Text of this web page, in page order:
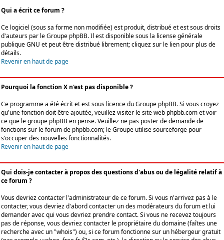
Qui a écrit ce forum ?
Ce logiciel (sous sa forme non modifiée) est produit, distribué et est sous droits
d'auteurs par leGroupe phpBB. Il est disponible sous la license générale
publique GNU et peut être distribué librement; cliquez sur le lien pour plus de
détails.
Revenir en haut de page
Pourquoi la fonction X n'est pas disponible ?
Ce programme a été écrit et est sous licence du Groupe phpBB. Si vous croyez
qu'une fonction doit être ajoutée, veuillez visiter le site web phpbb.com et voir
ce que le groupe phpBB en pense. Veuillez ne pas poster de demande de
fonctions sur le forum de phpbb.com; le Groupe utilise sourceforge pour
s'occuper des nouvelles fonctionnalités.
Revenir en haut de page
Qui dois-je contacter à propos des questions d'abus ou de légalité relatif à
ce forum ?
Vous devriez contacter l'administrateur de ce forum. Si vous n'arrivez pas à le
contacter, vous devriez d'abord contacter un des modérateurs du forum et lui
demander avec qui vous devriez prendre contact. Si vous ne recevez toujours
pas de réponse, vous devriez contacter le propriétaire du domaine (faîtes une
recherche avec un "whois") ou, si ce forum fonctionne sur un hébergeur gratuit